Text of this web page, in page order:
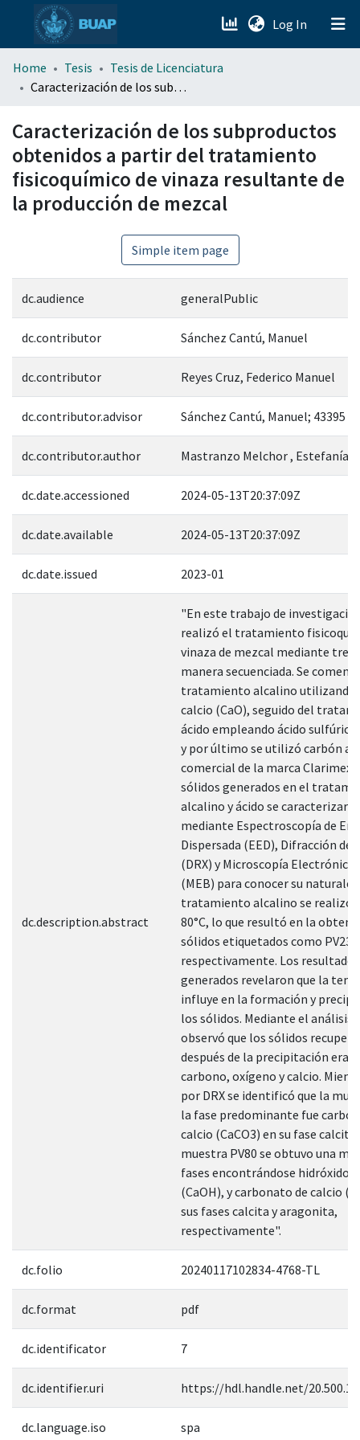
Log In (current)
menu.section.about_menu
Home Tesis
Tesis de Licenciatura
Caracterización de los subproductos obtenidos a partir del tratamiento fisicoquímico de vinaza resultante de la producción de mezcal
Caracterización de los subproductos
obtenidos a partir del tratamiento
fisicoquímico de vinaza resultante de
la producción de mezcal
Simple item page
dc.audience generalPublic
dc.contributor Sánchez Cantú, Manuel
dc.contributor Reyes Cruz, Federico Manuel
dc.contributor.advisor Sánchez Cantú, Manuel; 43395
dc.contributor.author Mastranzo Melchor , Estefanía
dc.date.accessioned 2024-05-13T20:37:09Z
dc.date.available 2024-05-13T20:37:09Z
dc.date.issued 2023-01
dc.description.abstract
"En este trabajo de
realizó el tratamiento
vinaza de mezcal mediante tres
manera secuenciada. Se
tratamiento alcalino utilizando
calcio (CaO), seguido del
ácido empleando ácido sulfúrico
y por último se utilizó carbón
comercial de la marca Clarimex.
sólidos generados en el
alcalino y ácido se
mediante Espectroscopía de
Dispersada (EED), Difracción de
(DRX) y Microscopía Electrónica
(MEB) para conocer su
tratamiento alcalino se realizó a
80°C, lo que resultó en la
sólidos etiquetados como PV23
respectivamente. Los resultados
generados revelaron que la
influye en la formación y
los sólidos. Mediante el análisis
observó que los sólidos
después de la precipitación eran
carbono, oxígeno y calcio.
por DRX se identificó que la
la fase predominante fue
calcio (CaCO3) en su fase calcita
muestra PV80 se obtuvo una
fases encontrándose hidróxido
(CaOH), y carbonato de calcio
sus fases calcita y aragonita,
respectivamente".
dc.folio 20240117102834-4768-TL
dc.format pdf
dc.identificator 7
dc.identifier.uri https://hdl.handle.net/
dc.language.iso spa